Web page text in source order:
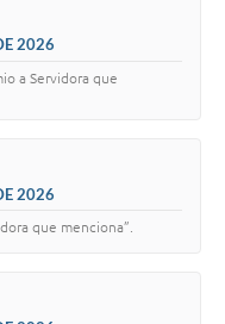
2026
a Servidora que
2026
que menciona”.